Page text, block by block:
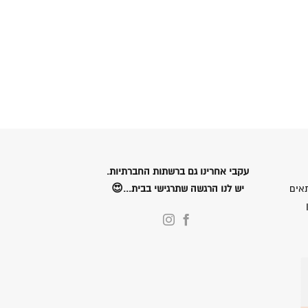
עקבי אחרינו גם ברשתות החברתיות.
יש לנו הרגשה שתרגישי בבית...😍